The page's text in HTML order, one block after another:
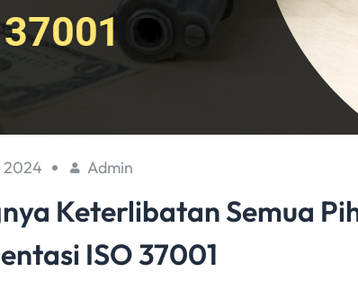
2024 Admin
Keterlibatan Semua
ISO 37001